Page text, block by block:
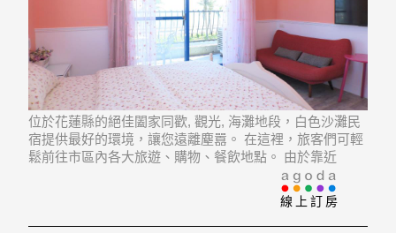
位於花蓮縣的絕佳闔家同歡, 觀光, 海灘地段，白色沙灘民
宿提供最好的環境，讓您遠離塵囂。 在這裡，旅客們可輕
鬆前往市區內各大旅遊、購物、餐飲地點。 由於靠近
Dasin Farm, Hualien Dongdamen Tourist Night Market,
線上訂房